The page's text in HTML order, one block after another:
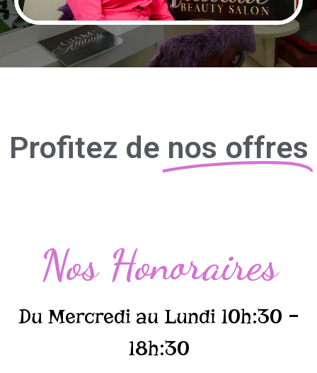
Profitez de nos offres
Nos Honoraires
Du Mercredi au Lundi 10h:30 –
18h:30